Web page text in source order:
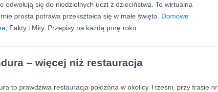
odwołują się do niedzielnych uczt z dzieciństwa. To wirtualna
prosta potrawa przekształca się w małe święto. Domowe
, Fakty i Mity, Przepisy na każdą porę roku.
– więcej niż restauracja
to prawdziwa restauracja położona w okolicy Trześni, przy trasie nr